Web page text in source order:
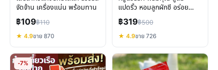
จัดจ้าน เครื่องแน่น พร้อมทาน
฿109฿110
★ 4.9ขาย 870
แปดริ้ว หอมลูกผักชี อร่อย
กลมกล่อม พร้อมทาน 500g
฿319฿500
★ 4.9ขาย 726
-7%